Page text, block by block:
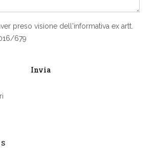
preso visione dell'informativa ex artt.
679